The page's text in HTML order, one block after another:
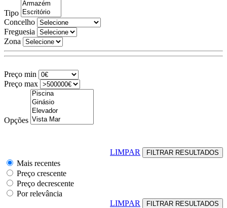
Tipo
Concelho
Freguesia
Zona
Preço min
Preço max
Opções
LIMPAR
Mais recentes
Preço crescente
Preço decrescente
Por relevância
LIMPAR